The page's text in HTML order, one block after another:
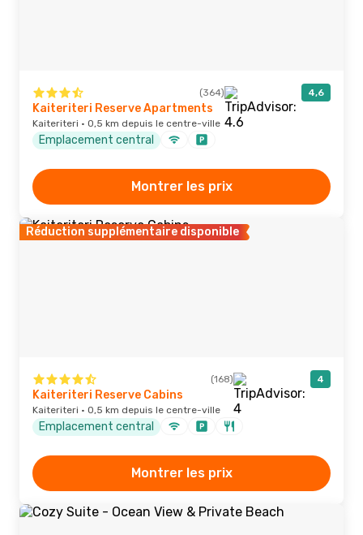
(364) 4,6
Kaiteriteri Reserve Apartments
Kaiteriteri · 0,5 km depuis le centre-ville
Emplacement central
Montrer les prix
Réduction supplémentaire disponible
(168) 4
Kaiteriteri Reserve Cabins
Kaiteriteri · 0,5 km depuis le centre-ville
Emplacement central
Montrer les prix